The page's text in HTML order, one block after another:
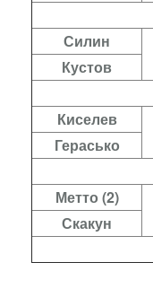
Силин
Кустов
Киселев
Герасько
Метто (2)
Скакун